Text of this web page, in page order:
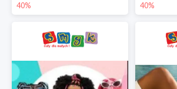
40% 40%